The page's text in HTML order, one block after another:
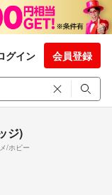
グイン 会員登録
ジ)
/ホビー